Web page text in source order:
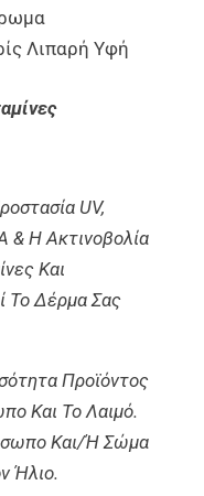
Λιπαρή Υφή
UV,
& Η Ακτινοβολία
Και
Το Δέρμα Σας
Προϊόντος
Και Το Λαιμό.
Και/ή Σώμα
Ήλιο.